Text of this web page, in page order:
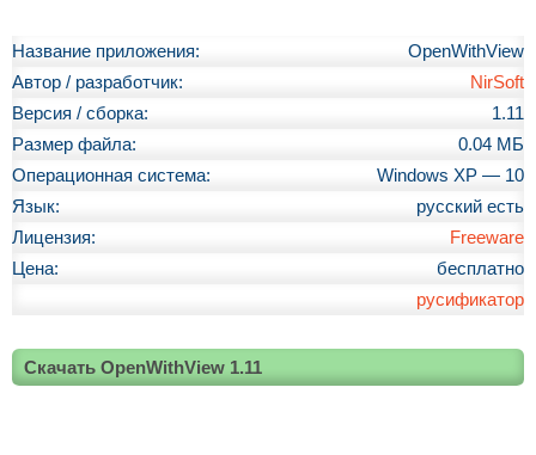
Название приложения:
OpenWithView
Автор / разработчик:
NirSoft
Версия / сборка:
1.11
Размер файла:
0.04 МБ
Операционная система:
Windows XP — 10
Язык:
русский есть
Лицензия:
Freeware
Цена:
бесплатно
русификатор
Скачать OpenWithView 1.11